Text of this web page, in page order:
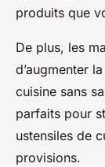
produits que
De plus, les
d’augmenter
cuisine sans
parfaits pour
ustensiles de
provisions.